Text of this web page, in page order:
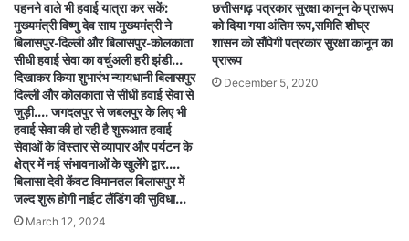
पहनने वाले भी हवाई यात्रा कर सकें:
मुख्यमंत्री विष्णु देव साय मुख्यमंत्री ने
बिलासपुर-दिल्ली और बिलासपुर-कोलकाता
सीधी हवाई सेवा का वर्चुअली हरी झंडी…
दिखाकर किया शुभारंभ न्यायधानी बिलासपुर
दिल्ली और कोलकाता से सीधी हवाई सेवा से
जुड़ी…. जगदलपुर से जबलपुर के लिए भी
हवाई सेवा की हो रही है शुरूआत हवाई
सेवाओं के विस्तार से व्यापार और पर्यटन के
क्षेत्र में नई संभावनाओं के खुलेंगे द्वार….
बिलासा देवी केंवट विमानतल बिलासपुर में
जल्द शुरू होगी नाईट लैंडिंग की सुविधा…
March 12, 2024
छत्तीसगढ़ पत्रकार सुरक्षा कानून के प्रारूप
को दिया गया अंतिम रूप,समिति शीघ्र
शासन को सौंपेगी पत्रकार सुरक्षा कानून का
प्रारूप
December 5, 2020